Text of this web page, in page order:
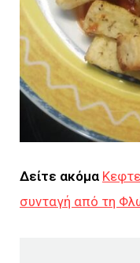
Δείτε ακόμα
συνταγή από τη